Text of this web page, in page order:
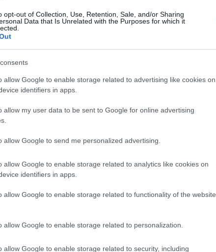
opt-out of Collection, Use, Retention, Sale, and/or Sharing
Data that Is Unrelated with the Purposes for which it
allow Google to enable storage related to advertising like cookies on
identifiers in apps.
allow my user data to be sent to Google for online advertising
allow Google to send me personalized advertising.
allow Google to enable storage related to analytics like cookies on
identifiers in apps.
allow Google to enable storage related to functionality of the website
allow Google to enable storage related to personalization.
allow Google to enable storage related to security, including
KULTÚRA
A nők szerepe a
illuzionisták